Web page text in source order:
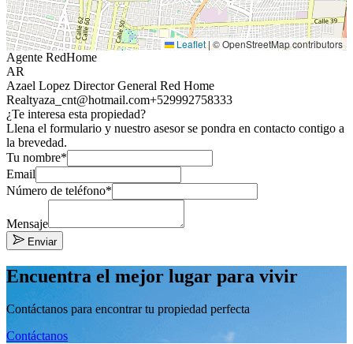
Leaflet| © OpenStreetMap contributors
Agente RedHome
AR
Azael Lopez Director General Red Home
Realtyaza_cnt@hotmail.com+529992758333
¿Te interesa esta propiedad?
Llena el formulario y nuestro asesor se pondra en contacto contigo a
la brevedad.
Tu nombre*
Email
Número de teléfono*
Mensaje
Enviar
Encuentra el mejor lugar para vivir
Contáctanos para encontrar tu propiedad perfecta
Contáctanos